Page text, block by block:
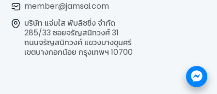
member@jamsai.com
บริษัท แจ่มใส พับลิชชิ่ง จำกัด
285/33 ซอยจรัญสนิทวงศ์ 31
ถนนจรัญสนิทวงศ์ แขวงบางขุนศรี
เขตบางกอกน้อย กรุงเทพฯ 10700